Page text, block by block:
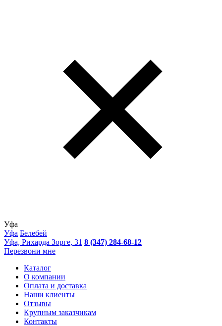
Уфа
Уфа Белебей
Уфа, Рихарда Зорге, 31 8 (347) 284-68-12
Перезвони мне
Каталог
О компании
Оплата и доставка
Наши клиенты
Отзывы
Крупным заказчикам
Контакты